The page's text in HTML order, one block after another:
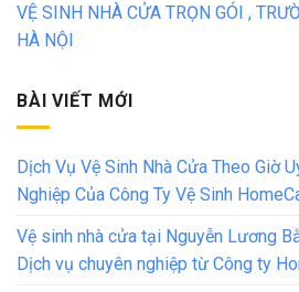
VỆ SINH NHÀ CỬA TRỌN GÓI ,
HÀ NỘI
BÀI VIẾT MỚI
Dịch Vụ Vệ Sinh Nhà Cửa Theo Giờ
Nghiệp Của Công Ty Vệ Sinh
Vệ sinh nhà cửa tại Nguyễn Lương
Dịch vụ chuyên nghiệp từ Công ty